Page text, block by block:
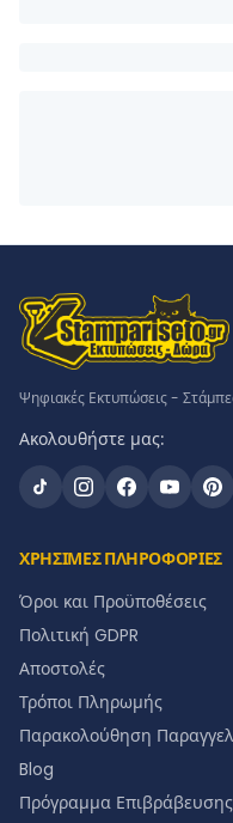
Ψηφιακές Εκτυπώσεις -
Ακολουθήστε μας:
ΧΡΗΣΙΜΕΣ ΠΛΗΡΟΦΟΡΙΕΣ
Όροι και Προϋποθέσεις
Πολιτική GDPR
Αποστολές
Τρόποι Πληρωμής
Παρακολούθηση
Blog
Πρόγραμμα Επιβράβευσης